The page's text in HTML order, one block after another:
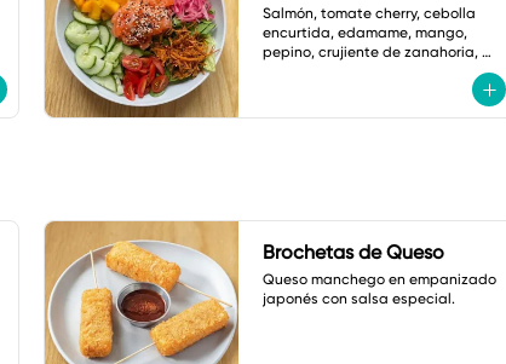
Salmón, tomate cherry, cebolla
encurtida, edamame, mango,
pepino, crujiente de zanahoria,
ajonjolí y vinagreta de zanahoria
Brochetas de Queso
Queso manchego en empanizado
japonés con salsa especial.